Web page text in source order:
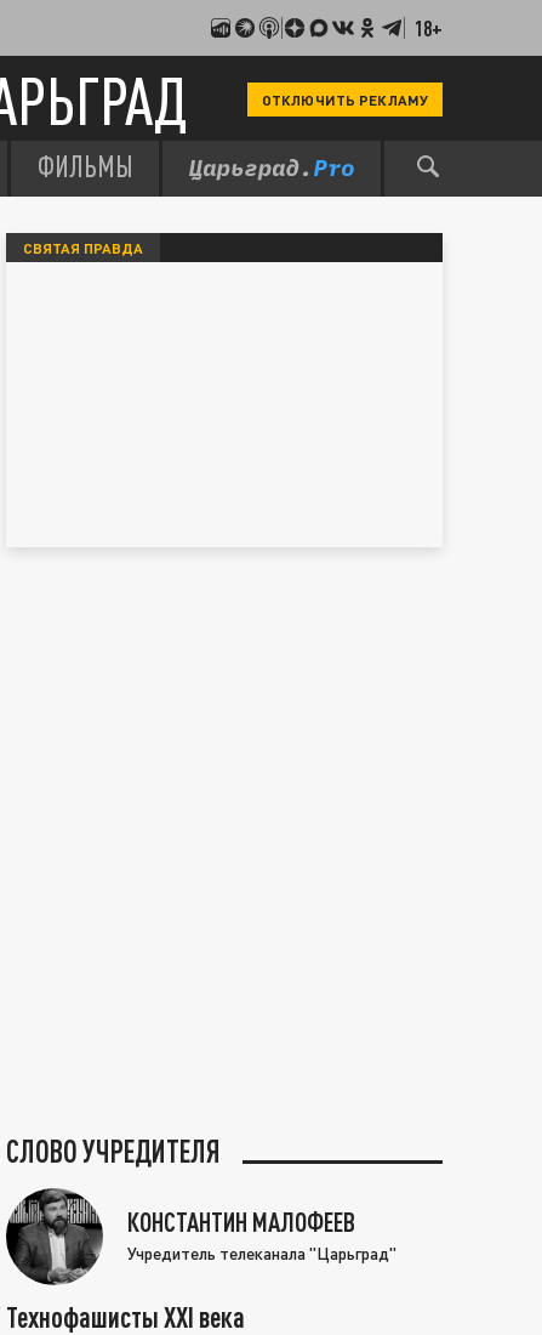
18+
ОТКЛЮЧИТЬ РЕКЛАМУ
ФИЛЬМЫ
СВЯТАЯ ПРАВДА
СЛОВО УЧРЕДИТЕЛЯ
КОНСТАНТИН МАЛОФЕЕВ
Учредитель телеканала "Царьград"
Технофашисты XXI века